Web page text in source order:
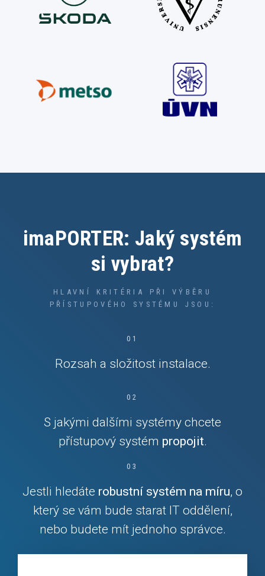
imaPORTER: Jaký systém
si vybrat?
HLAVNÍ KRITÉRIA PŘI VÝBĚRU
PŘÍSTUPOVÉHO SYSTÉMU JSOU:
01
Rozsah a složitost instalace.
02
S jakými dalšími systémy chcete
přístupový systém propojit.
03
Jestli hledáte robustní systém na míru, o
který se vám bude starat IT oddělení,
nebo budete mít jednoho správce.